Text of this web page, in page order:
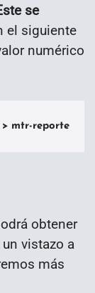
se
el siguiente
numérico
> mtr-reporte
obtener
vistazo a
más